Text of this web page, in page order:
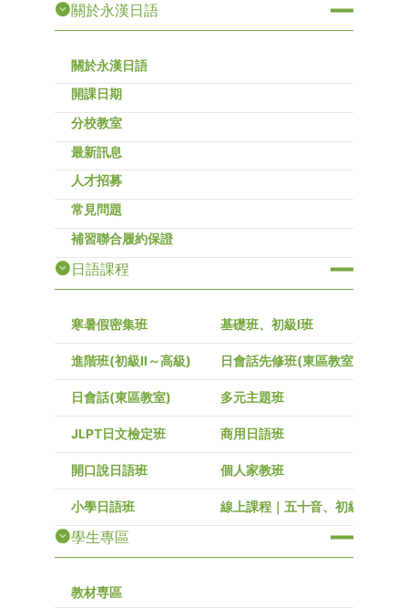
關於永漢日語
關於永漢日語
開課日期
分校教室
最新訊息
人才招募
常見問題
補習聯合履約保證
日語課程
寒暑假密集班 基礎班、初級I班
進階班(初級Ⅱ～高級) 日會話先修班(東區教室)
日會話(東區教室) 多元主題班
JLPT日文檢定班 商用日語班
開口說日語班 個人家教班
小學日語班 線上課程｜五十音、初級～高級
學生專區
教材専區